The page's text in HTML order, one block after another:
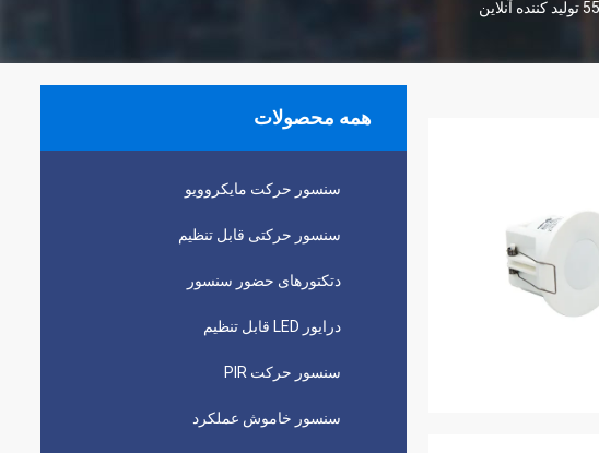
همه محصولات
سنسور حرکت مایکروویو
سنسور حرکتی قابل تنظیم
دتکتورهای حضور سنسور
درایور LED قابل تنظیم
سنسور حرکت PIR
سنسور خاموش عملکرد